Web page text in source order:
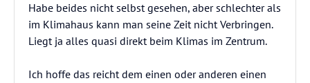
Habe beides nicht selbst gesehen, aber schlechter als
im Klimahaus kann man seine Zeit nicht Verbringen.
Liegt ja alles quasi direkt beim Klimas im Zentrum.
Ich hoffe das reicht dem einen oder anderen einen